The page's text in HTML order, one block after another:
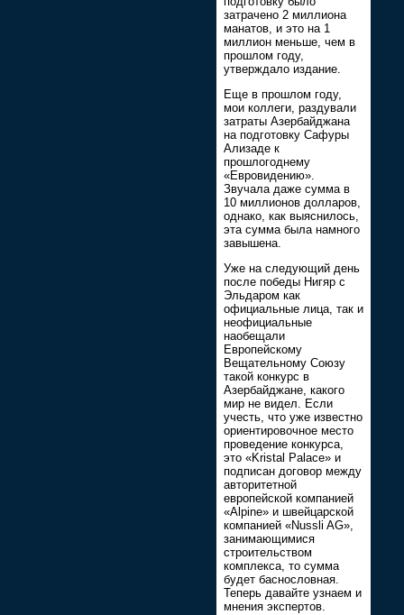
затрачено 2 миллиона
манатов, и это на 1
миллион меньше, чем в
прошлом году,
утверждало издание.
Еще в прошлом году,
мои коллеги, раздували
затраты Азербайджана
на подготовку Сафуры
Ализаде к
прошлогоднему
«Евровидению».
Звучала даже сумма в
10 миллионов долларов,
однако, как выяснилось,
эта сумма была намного
завышена.
Уже на следующий день
после победы Нигяр с
Эльдаром как
официальные лица, так и
неофициальные
наобещали
Европейскому
Вещательному Союзу
такой конкурс в
Азербайджане, какого
мир не видел. Если
учесть, что уже известно
ориентировочное место
проведение конкурса,
это «Kristal Palaсе» и
подписан договор между
авторитетной
европейской компанией
«Alpine» и швейцарской
компанией «Nussli AG»,
занимающимися
строительством
комплекса, то сумма
будет баснословная.
Теперь давайте узнаем и
мнения экспертов.